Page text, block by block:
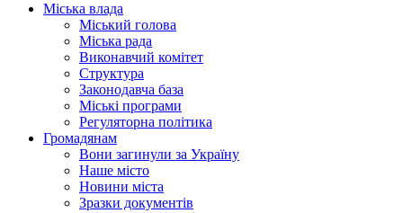
Міська влада
Міський голова
Міська рада
Виконавчий комітет
Структура
Законодавча база
Міські програми
Регуляторна політика
Громадянам
Вони загинули за Україну
Наше місто
Новини міста
Зразки документів